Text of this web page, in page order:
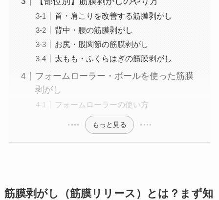
首・肩こりを改善する筋膜剥がし
背中・腰の筋膜剥がし
お尻・股関節の筋膜剥がし
太もも・ふくらはぎの筋膜剥がし
フォームローラー・ボールを使った筋膜
剥がし
フォームローラーの使い方
もっと見る
筋膜剥がし（筋膜リリース）とは？まず知